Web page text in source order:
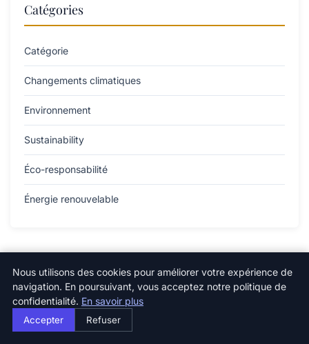
Catégories
Catégorie
Changements climatiques
Environnement
Sustainability
Éco-responsabilité
Énergie renouvelable
Nous utilisons des cookies pour améliorer votre expérience de
navigation. En poursuivant, vous acceptez notre politique de
confidentialité. En savoir plus
Accepter Refuser